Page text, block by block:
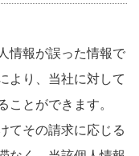
情報が誤った情報で
より、当社に対して
ことができます。
てその請求に応じる